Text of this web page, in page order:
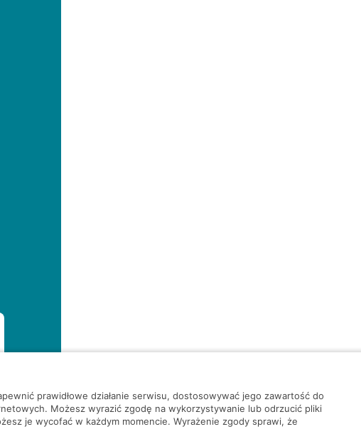
prawidłowe działanie serwisu, dostosowywać jego zawartość do
Możesz wyrazić zgodę na wykorzystywanie lub odrzucić pliki
je wycofać w każdym momencie. Wyrażenie zgody sprawi, że